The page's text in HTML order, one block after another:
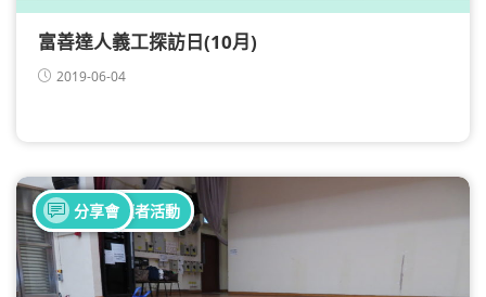
富善達人義工探訪日(10月)
2019-06-04
全部健康活動
全部照顧者活動
分享會